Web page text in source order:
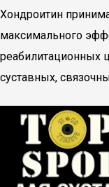
Хондроитин
максимального
реабилитационных
суставных,